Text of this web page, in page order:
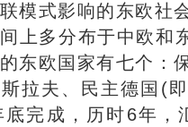
模式影响的东欧社
上多分布于中欧和
东欧国家有七个：
拉夫、民主德国(
底完成，历时6年，